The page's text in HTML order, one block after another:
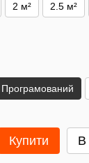
2 м² 2.5 м²
Програмований
Купити В